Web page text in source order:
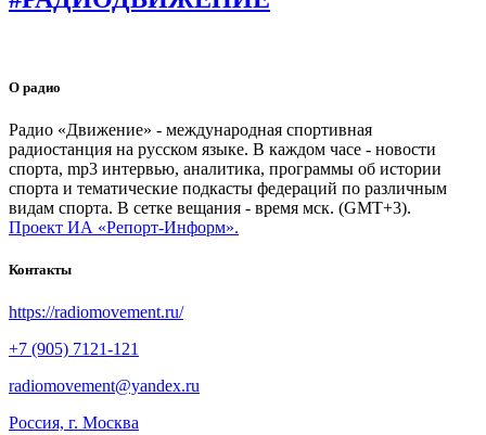
О радио
Радио «Движение» - международная спортивная
радиостанция на русском языке. В каждом часе - новости
спорта, mp3 интервью, аналитика, программы об истории
спорта и тематические подкасты федераций по различным
видам спорта. В сетке вещания - время мск. (GMT+3).
Проект ИА «Репорт-Информ».
Контакты
https://radiomovement.ru/
+7 (905) 7121-121
radiomovement@yandex.ru
Россия, г. Москва